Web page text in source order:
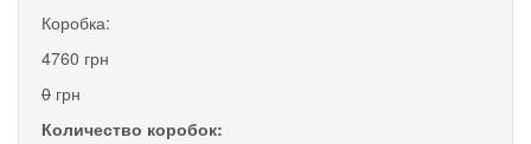
Коробка:
4760 грн
0 грн
Количество коробок: